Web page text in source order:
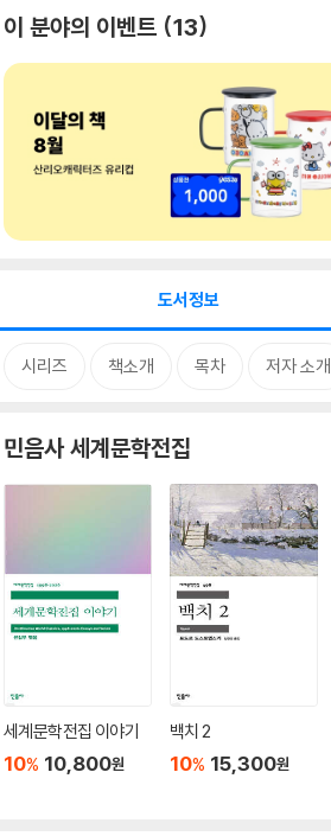
이 분야의 이벤트 13
도서정보
시리즈 책소개 목차 저자 소개
민음사 세계문학전집
세계문학전집 이야기
10% 10,800원
백치 2
10% 15,300원